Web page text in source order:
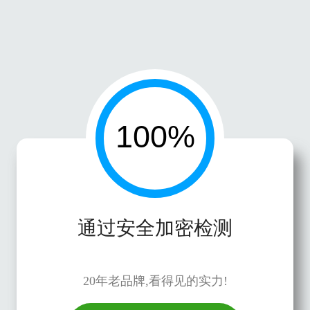
通过安全加密检测
20年老品牌,看得见的实力!